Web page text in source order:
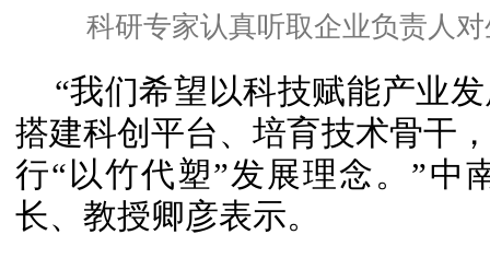
科研专家认真听取企业负责人
“我们希望以科技赋能产业
搭建科创平台、培育技术骨干
行“以竹代塑”发展理念。”中
长、教授卿彦表示。